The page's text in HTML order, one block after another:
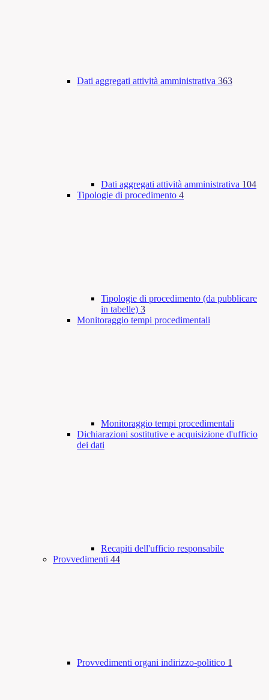
Dati aggregati attività amministrativa 363
Dati aggregati attività amministrativa 104
Tipologie di procedimento 4
Tipologie di procedimento (da pubblicare
in tabelle) 3
Monitoraggio tempi procedimentali
Monitoraggio tempi procedimentali
Dichiarazioni sostitutive e acquisizione d'ufficio
dei dati
Recapiti dell'ufficio responsabile
Provvedimenti 44
Provvedimenti organi indirizzo-politico 1